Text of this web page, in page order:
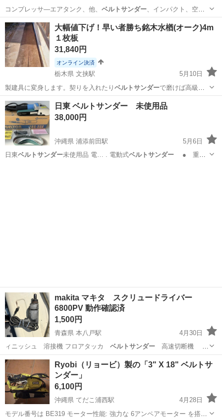
コンプレッサ―エアタンク、他、 ベルトサンダー、インパクト、空気
入れ、塗装スプレ…
岩手 盛岡市 山岸駅 メンテナンス用品 ベルトサンダー
大幅値下げ！早い者勝ち銘木水楢(オーク)4m
１枚板
31,840円
オンライン決済
栃木県 文挟駅
5月10日
製建具に変身します。契りを入れたり ベルトサンダーで磨けば高級家
具に化けますよ。通常…
栃木 日光市 文挟駅 テーブル 建具
日東 ベルトサンダー 未使用品
38,000円
沖縄県 浦添前田駅
5月6日
日東ベルトサンダー 未使用品 電… . 電動式ベルトサンダー● 重研
makita マキタ スクリュードライバー
6800PV 動作確認済
1,500円
青森県 本八戸駅
4月30日
ィニッシュ 溶接機 フロアタッカ ベルトサンダー高速切断機 カ
クノミ 充電式マ…
青森 八戸市 本八戸駅 その他 makita
Ryobi（リョービ）製の「3" X 18" ベルトサ
ンダー」
6,100円
沖縄県 てだこ浦西駅
4月28日
モデル番号は BE319 モーター性能: 強力な 6アンペアモーター を搭載